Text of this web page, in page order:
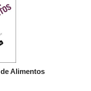
Alimentos